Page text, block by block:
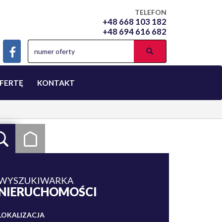
TELEFON
+48 668 103 182
+48 694 616 682
KONTAKT